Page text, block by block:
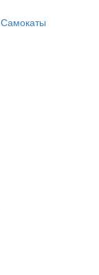
Самокаты